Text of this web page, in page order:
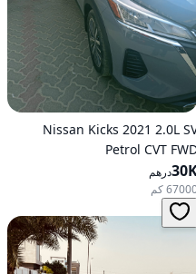
Nissan Kicks 2021 2.0L
Petrol CVT
درهم
كم